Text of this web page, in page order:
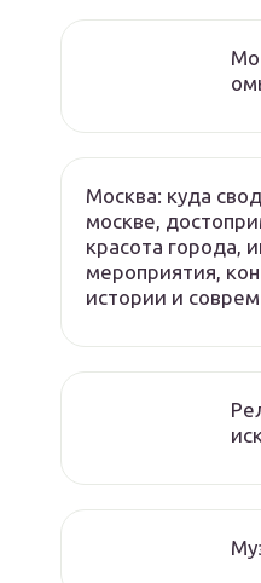
Москва: куда
москве,
красота города,
мероприятия,
истории и